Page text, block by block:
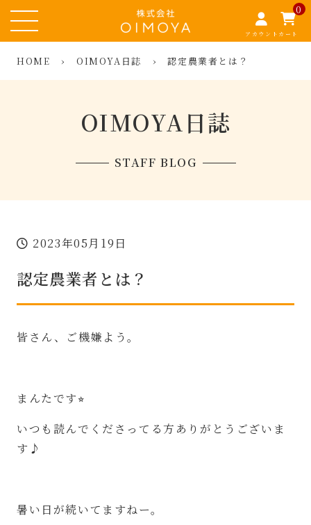
アカウント
0
カート
HOME › OIMOYA日誌 › 認定農業者とは？
OIMOYA日誌
STAFF BLOG
2023年05月19日
認定農業者とは？
皆さん、ご機嫌よう。
まんたです⭐︎
いつも読んでくださってる方ありがとうございま
す♪
暑い日が続いてますねー。